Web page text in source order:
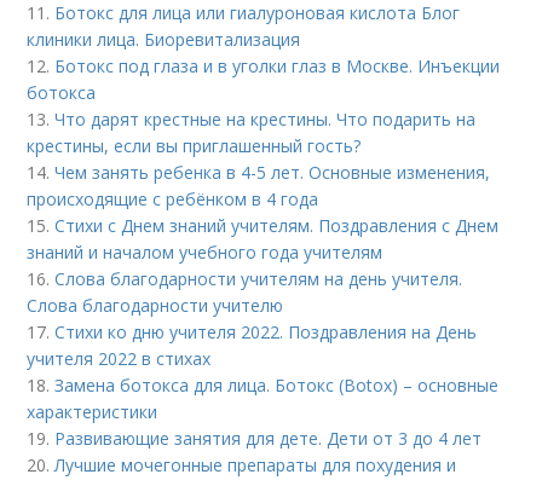
11. Ботокс для лица или гиалуроновая кислота Блог
клиники лица. Биоревитализация
12. Ботокс под глаза и в уголки глаз в Москве. Инъекции
ботокса
13.Что дарят крестные на крестины. Что подарить на
крестины, если вы приглашенный гость?
14.Чем занять ребенка в 4-5 лет. Основные изменения,
происходящие с ребёнком в 4 года
15.Стихи с Днем знаний учителям. Поздравления с Днем
знаний и началом учебного года учителям
16.Слова благодарности учителям на день учителя.
Слова благодарности учителю
17.Стихи ко дню учителя 2022. Поздравления на День
учителя 2022 в стихах
18.Замена ботокса для лица. Ботокс (Botox) – основные
характеристики
19. Развивающие занятия для дете. Дети от 3 до 4 лет
20.Лучшие мочегонные препараты для похудения и